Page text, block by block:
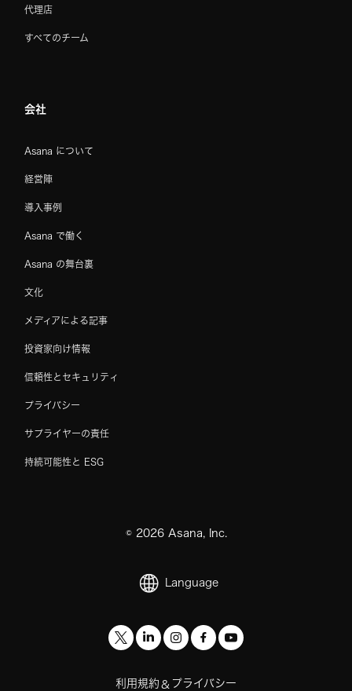
代理店
すべてのチーム
会社
Asana について
経営陣
導入事例
Asana で働く
Asana の舞台裏
文化
メディアによる記事
投資家向け情報
信頼性とセキュリティ
プライバシー
サプライヤーの責任
持続可能性と ESG
© 2026Asana, Inc.
Language
利用規約 & プライバシー